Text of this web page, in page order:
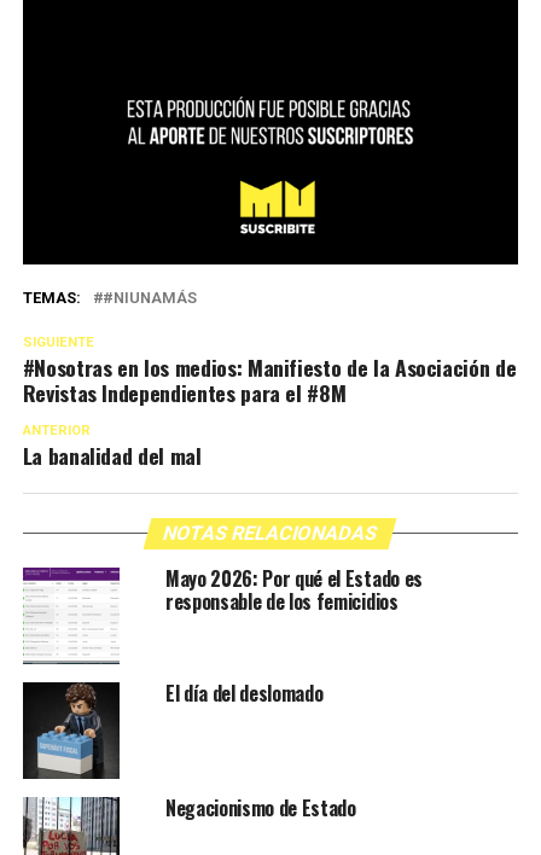
TEMAS: #NIUNAMÁS
SIGUIENTE
#Nosotras en los medios: Manifiesto de la Asociación de
Revistas Independientes para el #8M
ANTERIOR
La banalidad del mal
NOTAS RELACIONADAS
Mayo 2026: Por qué el Estado es
responsable de los femicidios
El día del deslomado
Negacionismo de Estado